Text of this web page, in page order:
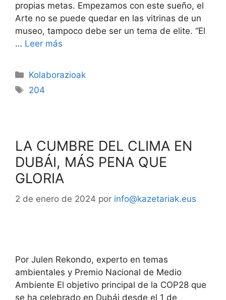
propias metas. Empezamos con este sueño, el
Arte no se puede quedar en las vitrinas de un
museo, tampoco debe ser un tema de elite. “El
… Leer más
Kolaborazioak
204
LA CUMBRE DEL CLIMA EN
DUBÁI, MÁS PENA QUE
GLORIA
2 de enero de 2024 por info@kazetariak.eus
Por Julen Rekondo, experto en temas
ambientales y Premio Nacional de Medio
Ambiente El objetivo principal de la COP28 que
se ha celebrado en Dubái desde el 1 de